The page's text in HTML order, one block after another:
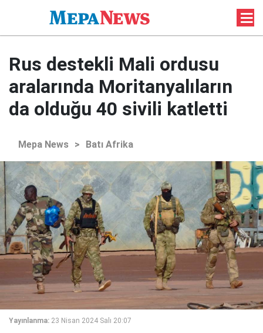
Rus destekli Mali ordusu
aralarında Moritanyalıların
da olduğu 40 sivili katletti
Mepa News > Batı Afrika
Yayınlanma: 23 Nisan 2024 Salı 20:07